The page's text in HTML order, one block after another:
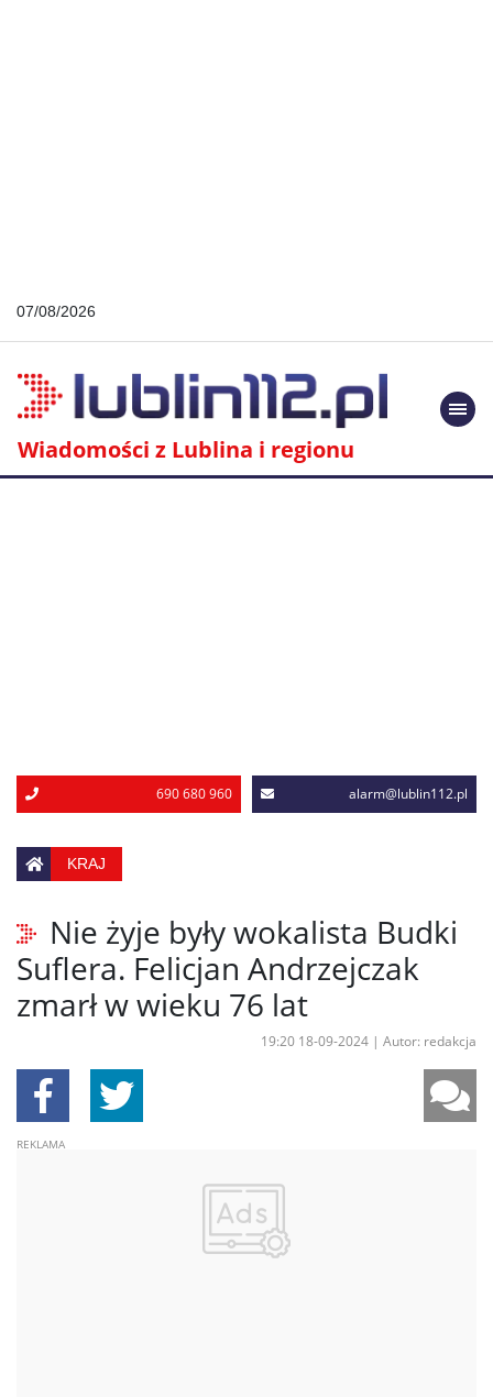
07/08/2026
Wiadomości z Lublina i regionu
690 680 960 alarm@lublin112.pl
KRAJ
Nie żyje były wokalista Budki
Suflera. Felicjan Andrzejczak
zmarł w wieku 76 lat
19:20 18-09-2024 | Autor: redakcja